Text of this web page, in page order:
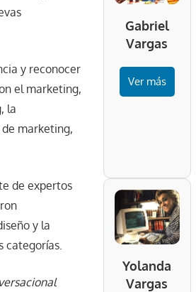
y reconocer
el marketing,
la
marketing,
de expertos
y la
categorías.
Gabriel
Vargas
Ver más
Yolanda
Vargas